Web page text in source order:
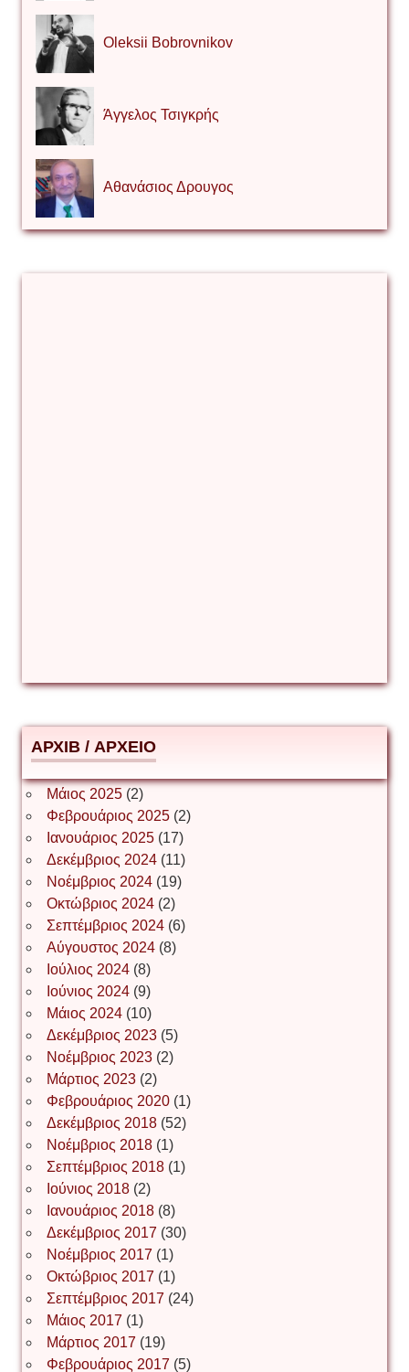
Oleksii Bobrovnikov
Άγγελος Τσιγκρής
Αθανάσιος Δρουγος
Δημήτριος Ζακοντινός
ΕΥΑΓΓΕΛΟΣ ΜΩΚΟΣ
Ιωάννης Σ. Παπαφλωράτος
ΝΙΚΟΣ ΓΑΤΟΣ
Νίκος Λυγερός
Іван Буртик
Іван Наконечний
Інга Короткевич
Ірина Ключковська
Ірина Наконечна
АРХІВ / ΑΡΧΕΙΟ
Μάιος 2025(2)
Φεβρουάριος 2025(2)
Ιανουάριος 2025(17)
Δεκέμβριος 2024(11)
Νοέμβριος 2024(19)
Οκτώβριος 2024(2)
Σεπτέμβριος 2024(6)
Αύγουστος 2024(8)
Ιούλιος 2024(8)
Ιούνιος 2024(9)
Μάιος 2024(10)
Δεκέμβριος 2023(5)
Νοέμβριος 2023(2)
Μάρτιος 2023(2)
Φεβρουάριος 2020(1)
Δεκέμβριος 2018(52)
Νοέμβριος 2018(1)
Σεπτέμβριος 2018(1)
Ιούνιος 2018(2)
Ιανουάριος 2018(8)
Δεκέμβριος 2017 (30)
Νοέμβριος 2017 (1)
Οκτώβριος 2017 (1)
Σεπτέμβριος 2017 (24)
Μάιος 2017 (1)
Μάρτιος 2017 (19)
Φεβρουάριος 2017 (5)